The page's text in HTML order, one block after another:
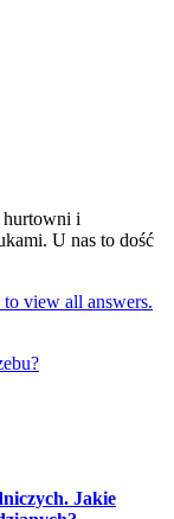
hurtowni i
U nas to dość
view all answers.
Jakie